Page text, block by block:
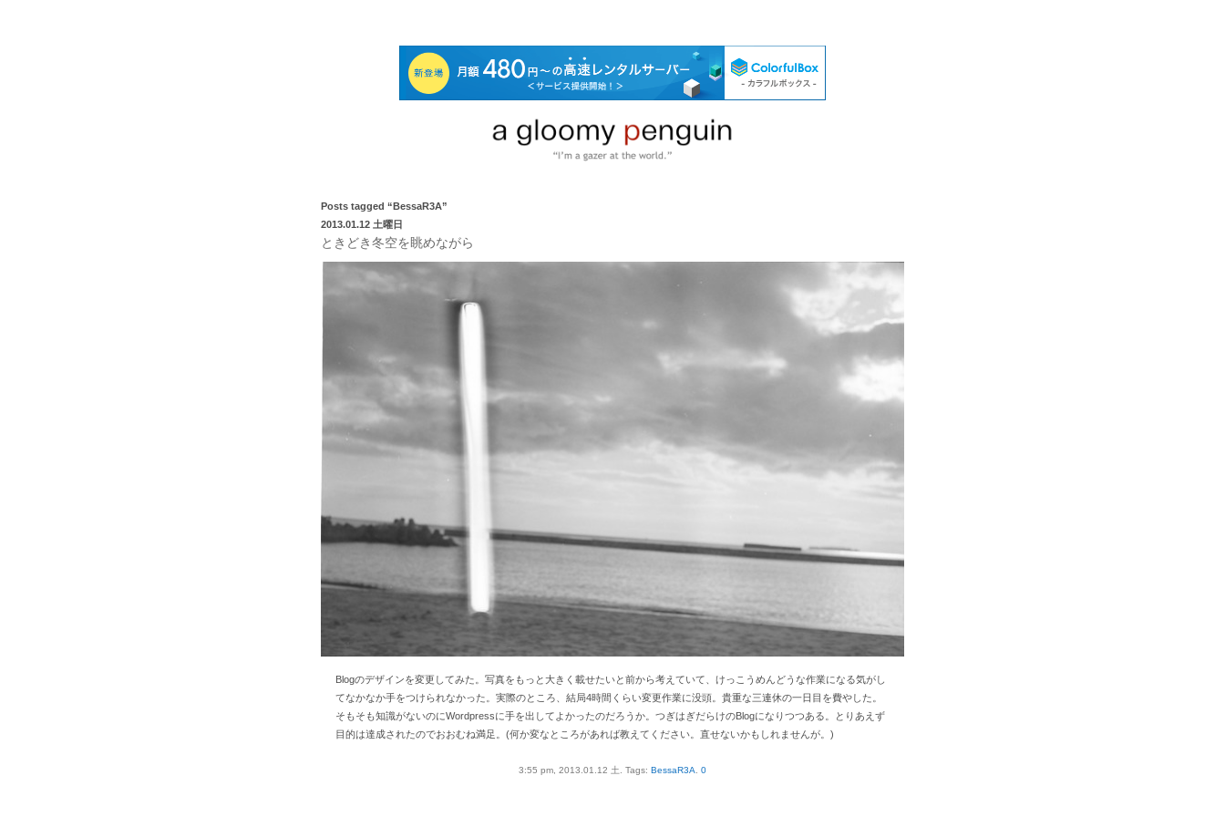
Posts tagged “BessaR3A”
2013.01.12 土曜日
ときどき冬空を眺めながら
Blogのデザインを変更してみた。写真をもっと大きく載せたいと前から考えていて、けっこうめんどうな作業になる気がし
てなかなか手をつけられなかった。実際のところ、結局4時間くらい変更作業に没頭。貴重な三連休の一日目を費やした。
そもそも知識がないのにWordpressに手を出してよかったのだろうか。つぎはぎだらけのBlogになりつつある。とりあえず
目的は達成されたのでおおむね満足。(何か変なところがあれば教えてください。直せないかもしれませんが。)
3:55 pm, 2013.01.12 土. Tags: BessaR3A. 0